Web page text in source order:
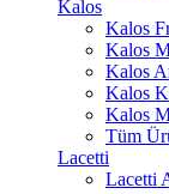
Kalos
Kalos
Kalos
Kalos
Kalos
Kalos
Tüm
Lacetti
Lacetti